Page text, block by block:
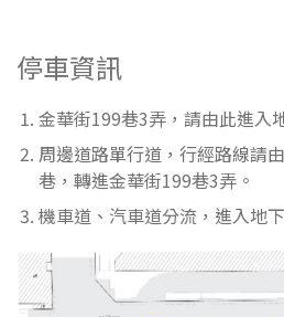
停車資訊
金華街199巷3弄，請由此進入
周邊道路單行道，行經路線請
巷，轉進金華街199巷3弄。
機車道、汽車道分流，進入地